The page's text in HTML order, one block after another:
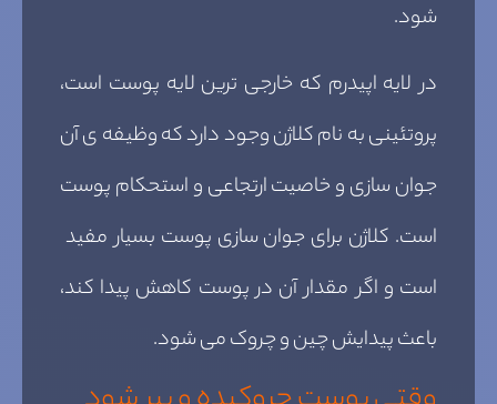
شود.
در لایه اپیدرم که خارجی ترین لایه پوست است،
پروتئینی به نام کلاژن وجود دارد که وظیفه ی آن
جوان سازی و خاصیت ارتجاعی و استحکام پوست
است. کلاژن برای جوان سازی پوست بسیار مفید
است و اگر مقدار آن در پوست کاهش پیدا کند،
باعث پیدایش چین و چروک می شود.